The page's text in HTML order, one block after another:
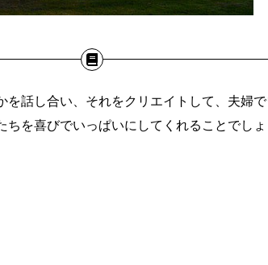
話し合い、それをクリエイトして、夫婦
ちを喜びでいっぱいにしてくれることでし